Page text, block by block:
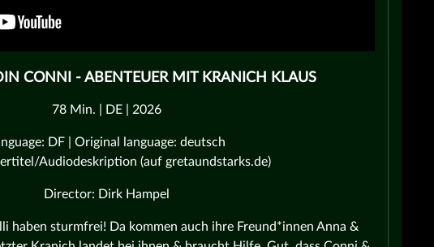
CONNI - ABENTEUER MIT KRANICH KLAUS
78 Min. | DE | 2026
DF | Original language: deutsch
Audiodeskription (auf gretaundstarks.de)
Director: Dirk Hampel
haben sturmfrei! Da kommen auch ihre Freund*innen Anna &